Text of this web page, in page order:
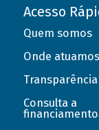
Acesso
Quem somos
Onde atuamos
Transparência
Consulta a